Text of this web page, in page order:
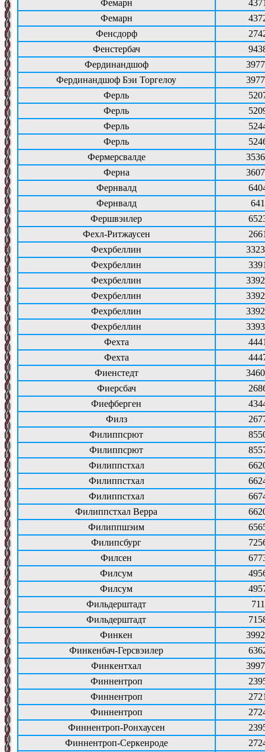
Фемарн
Фемарн
Фенсдорф
Фенстербач
Фердинандшоф
Фердинандшоф Бэи Торгелоу
Ферль
Ферль
Ферль
Ферль
Фермерсвалде
Ферна
Фернвалд
Фернвалд
641
Фершвэилер
Фехл-Ритжаусен
Фехрбеллин
Фехрбеллин
Фехрбеллин
Фехрбеллин
Фехрбеллин
Фехрбеллин
Фехта
Фехта
Фиенстедт
Фиерсбач
Фиефберген
Филз
Филиппсрют
Филиппсрют
Филиппстхал
Филиппстхал
Филиппстхал
Филиппстхал Верра
Филиппшэим
Филипсбург
Филсен
Филсум
Филсум
Фильдерштадт
711
Фильдерштадт
Финкен
Финкенбач-Герсвэилер
Финкентхал
Финнентроп
Финнентроп
Финнентроп
Финнентроп-Ронхаусен
Финнентроп-Серкенроде